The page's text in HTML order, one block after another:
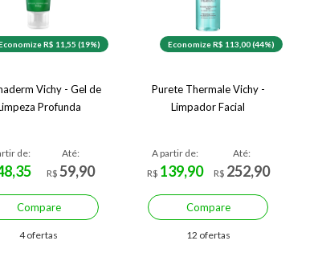
R$ 11,55 (19%)
Vichy - Gel de
Profunda
de:
Até:
R$59,90
Compare
4 ofertas
Economize R$ 113,00 (44%)
Purete Thermale Vichy -
Limpador Facial
A partir de:
R$ 139,90
Até:
R$ 252,90
Compare
12 ofertas